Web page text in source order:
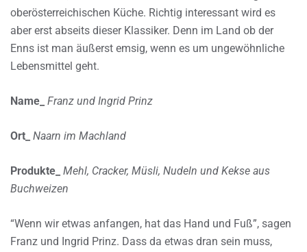
oberösterreichischen Küche. Richtig interessant wird es
aber erst abseits dieser Klassiker. Denn im Land ob der
Enns ist man äußerst emsig, wenn es um ungewöhnliche
Lebensmittel geht.
Name_ Franz und Ingrid Prinz
Ort_ Naarn im Machland
Produkte_ Mehl, Cracker, Müsli, Nudeln und Kekse aus
Buchweizen
“Wenn wir etwas anfangen, hat das Hand und Fuß”, sagen
Franz und Ingrid Prinz. Dass da etwas dran sein muss,